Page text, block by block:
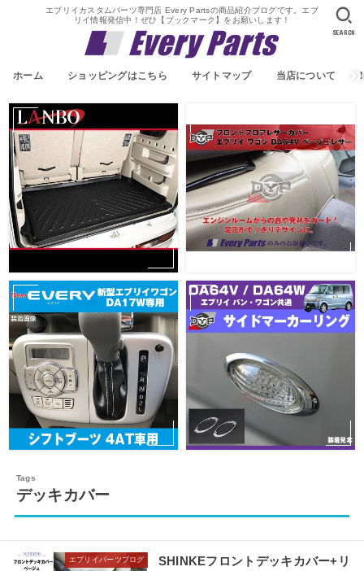
エブリイカスタムパーツ専門店 Every Partsの商品紹介ブログです。エブ
リイ情報発信中！ぜひ【ブックマーク】をお願いします！
ホーム ショッピングはこちら サイトマップ 当店について
SEARCH
デッキカバー
エブリイパーツブログ
SHINKEフロントデッキカバー+リ